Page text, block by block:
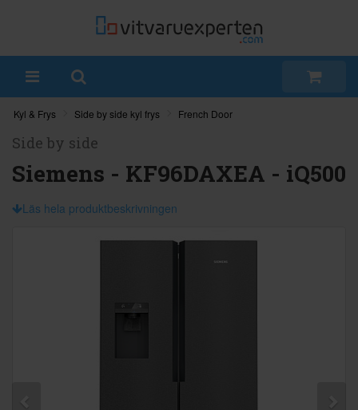
Kyl & Frys Side by side kyl frys French Door
Side by side
Siemens - KF96DAXEA - iQ500
Läs hela produktbeskrivningen